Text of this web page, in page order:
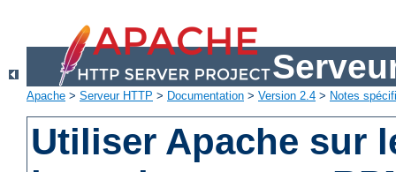
Apache > Serveur HTTP > Documentation > Version 2.4 > Notes
Utiliser Apache sur